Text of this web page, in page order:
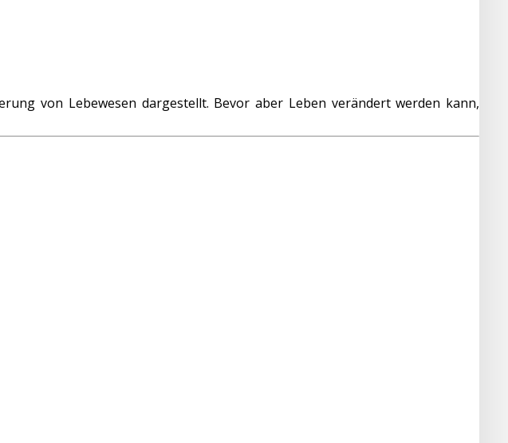
von Lebewesen dargestellt. Bevor aber Leben verändert werden kann,